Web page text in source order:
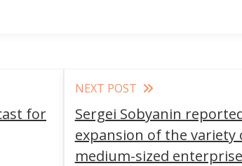
for
NEXT POST
Sergei Sobyanin
expansion of the variety
medium-sized